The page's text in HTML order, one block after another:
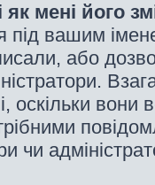
мені його
вашим
або
вони
чи